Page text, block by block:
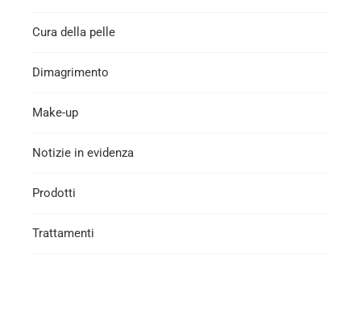
Cura della pelle
Dimagrimento
Make-up
Notizie in evidenza
Prodotti
Trattamenti